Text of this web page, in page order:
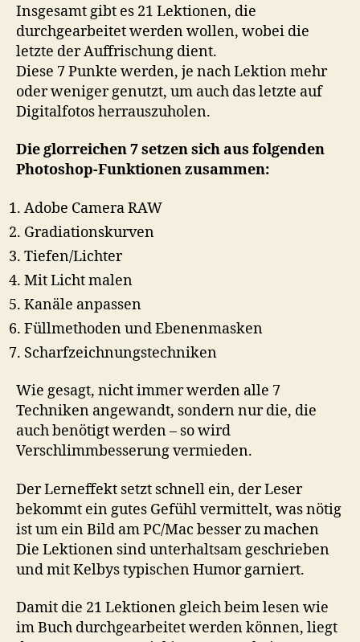
Insgesamt gibt es 21 Lektionen, die
durchgearbeitet werden wollen, wobei die
letzte der Auffrischung dient.
Diese 7 Punkte werden, je nach Lektion mehr
oder weniger genutzt, um auch das letzte auf
Digitalfotos herrauszuholen.
Die glorreichen 7 setzen sich aus folgenden
Photoshop-Funktionen zusammen:
Adobe Camera RAW
Gradiationskurven
Tiefen/Lichter
Mit Licht malen
Kanäle anpassen
Füllmethoden und Ebenenmasken
Scharfzeichnungstechniken
Wie gesagt, nicht immer werden alle 7
Techniken angewandt, sondern nur die, die
auch benötigt werden – so wird
Verschlimmbesserung vermieden.
Der Lerneffekt setzt schnell ein, der Leser
bekommt ein gutes Gefühl vermittelt, was nötig
ist um ein Bild am PC/Mac besser zu machen
Die Lektionen sind unterhaltsam geschrieben
und mit Kelbys typischen Humor garniert.
Damit die 21 Lektionen gleich beim lesen wie
im Buch durchgearbeitet werden können, liegt